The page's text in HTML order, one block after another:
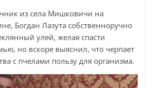
из села Мишковичи на
Богдан Лазута собственноручно
улей, желая спасти
но вскоре выяснил, что черпает
с пчелами пользу для организма.